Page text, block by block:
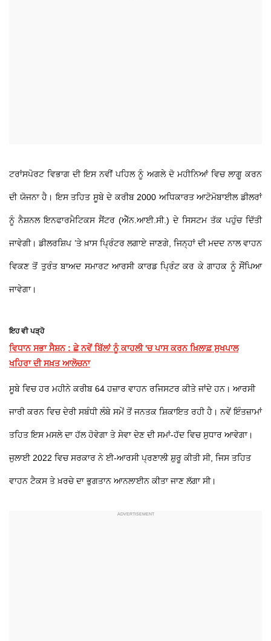
ਟਰਾਂਸਪੋਰਟ ਵਿਭਾਗ ਦੀ ਇਸ ਨਵੀਂ ਪਹਿਲ ਨੂੰ ਅਗਲੇ ਦੋ ਮਹੀਨਿਆਂ ਵਿਚ ਲਾਗੂ ਕਰਨ
ਦੀ ਯੋਜਨਾ ਹੈ। ਇਸ ਤਹਿਤ ਸੂਬੇ ਦੇ ਕਰੀਬ 2000 ਅਧਿਕਾਰਤ ਆਟੋਮੋਬਾਈਲ ਡੀਲਰਾਂ
ਨੂੰ ਨੈਸ਼ਨਲ ਇਨਫਾਰਮੈਟਿਕਸ ਸੈਂਟਰ (ਐੱਨ.ਆਈ.ਸੀ.) ਦੇ ਸਿਸਟਮ ਤੱਕ ਪਹੁੰਚ ਦਿੱਤੀ
ਜਾਵੇਗੀ। ਡੀਲਰਸ਼ਿਪ ’ਤੇ ਖ਼ਾਸ ਪ੍ਰਿੰਟਰ ਲਗਾਏ ਜਾਣਗੇ, ਜਿਨ੍ਹਾਂ ਦੀ ਮਦਦ ਨਾਲ ਵਾਹਨ
ਵਿਕਣ ਤੋਂ ਤੁਰੰਤ ਬਾਅਦ ਸਮਾਰਟ ਆਰਸੀ ਕਾਰਡ ਪ੍ਰਿੰਟ ਕਰ ਕੇ ਗਾਹਕ ਨੂੰ ਸੌਂਪਿਆ
ਜਾਵੇਗਾ।
ਇਹ ਵੀ ਪੜ੍ਹੋ
ਵਿਧਾਨ ਸਭਾ ਸੈਸ਼ਨ : ਛੇ ਨਵੇਂ ਬਿੱਲਾਂ ਨੂੰ ਕਾਹਲੀ 'ਚ ਪਾਸ ਕਰਨ ਖ਼ਿਲਾਫ਼ ਸੁਖਪਾਲ
ਖਹਿਰਾ ਦੀ ਸਖ਼ਤ ਆਲੋਚਨਾ
ਸੂਬੇ ਵਿਚ ਹਰ ਮਹੀਨੇ ਕਰੀਬ 64 ਹਜ਼ਾਰ ਵਾਹਨ ਰਜਿਸਟਰ ਕੀਤੇ ਜਾਂਦੇ ਹਨ। ਆਰਸੀ
ਜਾਰੀ ਕਰਨ ਵਿਚ ਦੇਰੀ ਸਬੰਧੀ ਲੰਬੇ ਸਮੇਂ ਤੋਂ ਜਨਤਕ ਸ਼ਿਕਾਇਤ ਰਹੀ ਹੈ। ਨਵੇਂ ਇੰਤਜ਼ਾਮਾਂ
ਤਹਿਤ ਇਸ ਮਸਲੇ ਦਾ ਹੱਲ ਹੋਵੇਗਾ ਤੇ ਸੇਵਾ ਦੇਣ ਦੀ ਸਮਾਂ-ਹੱਦ ਵਿਚ ਸੁਧਾਰ ਆਵੇਗਾ।
ਜੁਲਾਈ 2022 ਵਿਚ ਸਰਕਾਰ ਨੇ ਈ-ਆਰਸੀ ਪ੍ਰਣਾਲੀ ਸ਼ੁਰੂ ਕੀਤੀ ਸੀ, ਜਿਸ ਤਹਿਤ
ਵਾਹਨ ਟੈਕਸ ਤੇ ਖ਼ਰਚੇ ਦਾ ਭੁਗਤਾਨ ਆਨਲਾਈਨ ਕੀਤਾ ਜਾਣ ਲੱਗਾ ਸੀ।